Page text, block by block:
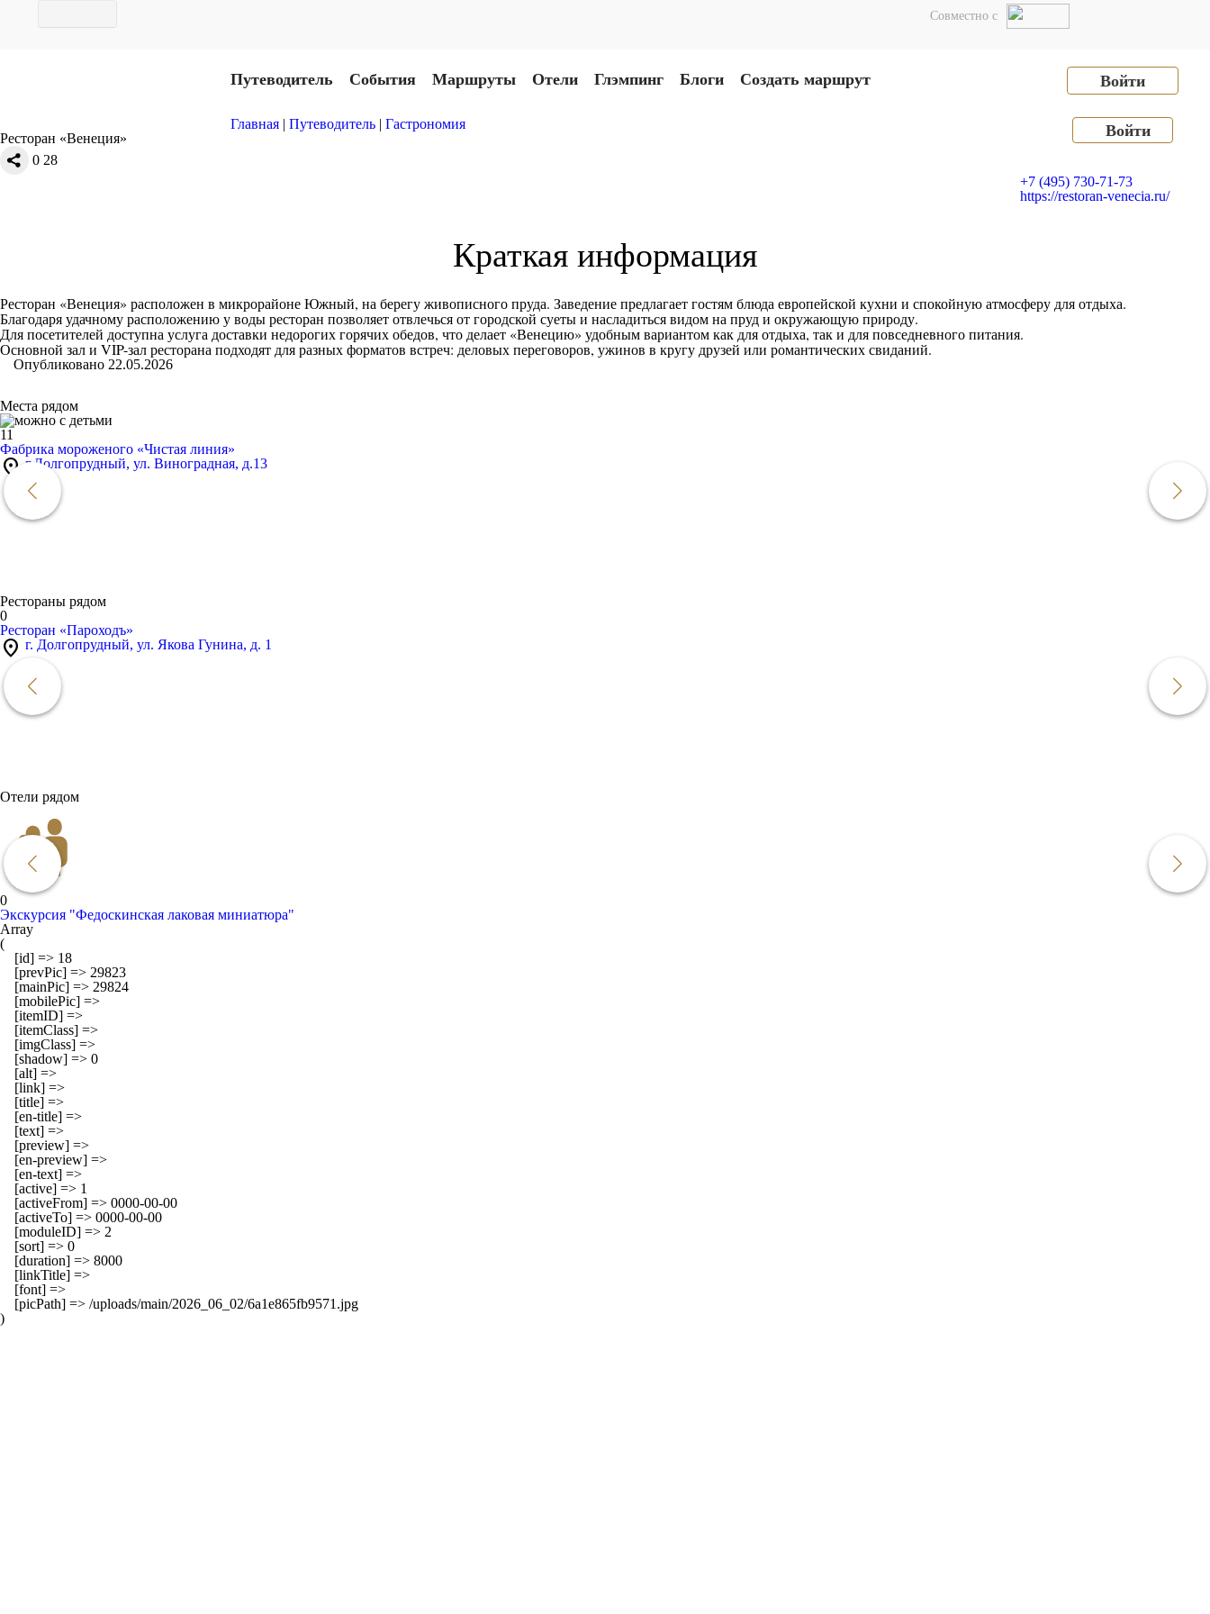
Совместно с
Путеводитель События Маршруты Отели Глэмпинг Блоги Создать маршрут
Войти
Войти
Главная | Путеводитель | Гастрономия
Ресторан «Венеция»
0 28
+7 (495) 730-71-73
https://restoran-venecia.ru/
Краткая информация
Ресторан «Венеция» расположен в микрорайоне Южный, на берегу живописного пруда. Заведение предлагает гостям блюда европейской кухни и спокойную атмосферу для отдыха.
Благодаря удачному расположению у воды ресторан позволяет отвлечься от городской суеты и насладиться видом на пруд и окружающую природу.
Для посетителей доступна услуга доставки недорогих горячих обедов, что делает «Венецию» удобным вариантом как для отдыха, так и для повседневного питания.
Основной зал и VIP-зал ресторана подходят для разных форматов встреч: деловых переговоров, ужинов в кругу друзей или романтических свиданий.
Опубликовано 22.05.2026
Места рядом
11
Фабрика мороженого «Чистая линия»
location_on г.Долгопрудный, ул. Виноградная, д.13
Рестораны рядом
0
Ресторан «Пароходъ»
location_on г. Долгопрудный, ул. Якова Гунина, д. 1
Отели рядом
0
Экскурсия "Федоскинская лаковая миниатюра"
Array
(
    [id] => 18
    [prevPic] => 29823
    [mainPic] => 29824
    [mobilePic] =>
    [itemID] =>
    [itemClass] =>
    [imgClass] =>
    [shadow] => 0
    [alt] =>
    [link] =>
    [title] =>
    [en-title] =>
    [text] =>
    [preview] =>
    [en-preview] =>
    [en-text] =>
    [active] => 1
    [activeFrom] => 0000-00-00
    [activeTo] => 0000-00-00
    [moduleID] => 2
    [sort] => 0
    [duration] => 8000
    [linkTitle] =>
    [font] =>
    [picPath] => /uploads/main/2026_06_02/6a1e865fb9571.jpg